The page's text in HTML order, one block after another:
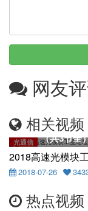
网友
相关视频
光通信
2018高速光模块工
（共3节全
2018高速光模块
2018-07-26
热点视频